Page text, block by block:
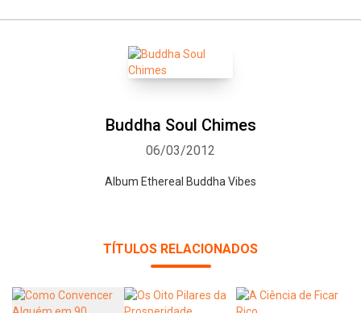
Buddha Soul Chimes
06/03/2012
Album Ethereal Buddha Vibes
TÍTULOS RELACIONADOS